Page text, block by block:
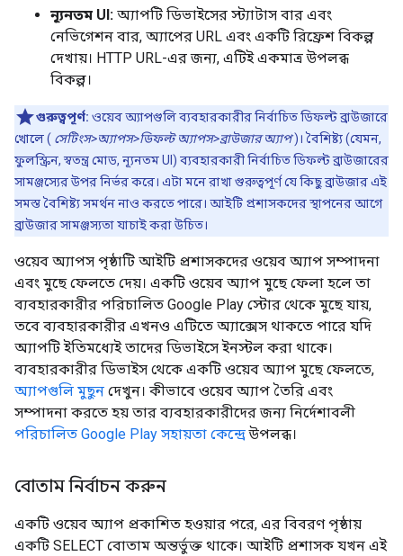
ন্যূনতম UI: অ্যাপটি ডিভাইসের স্ট্যাটাস বার এবং
নেভিগেশন বার, অ্যাপের URL এবং একটি রিফ্রেশ বিকল্প
দেখায়। HTTP URL-এর জন্য, এটিই একমাত্র উপলব্ধ
বিকল্প।
গুরুত্বপূর্ণ: ওয়েব অ্যাপগুলি ব্যবহারকারীর নির্বাচিত ডিফল্ট ব্রাউজারে
খোলে ( সেটিংস>অ্যাপস>ডিফল্ট অ্যাপস>ব্রাউজার অ্যাপ)। বৈশিষ্ট্য (যেমন,
ফুলস্ক্রিন, স্বতন্ত্র মোড, ন্যূনতম UI) ব্যবহারকারী নির্বাচিত ডিফল্ট ব্রাউজারের
সামঞ্জস্যের উপর নির্ভর করে। এটা মনে রাখা গুরুত্বপূর্ণ যে কিছু ব্রাউজার এই
সমস্ত বৈশিষ্ট্য সমর্থন নাও করতে পারে। আইটি প্রশাসকদের স্থাপনের আগে
ব্রাউজার সামঞ্জস্যতা যাচাই করা উচিত।
ওয়েব অ্যাপস পৃষ্ঠাটি আইটি প্রশাসকদের ওয়েব অ্যাপ সম্পাদনা
এবং মুছে ফেলতে দেয়। একটি ওয়েব অ্যাপ মুছে ফেলা হলে তা
ব্যবহারকারীর পরিচালিত Google Play স্টোর থেকে মুছে যায়,
তবে ব্যবহারকারীর এখনও এটিতে অ্যাক্সেস থাকতে পারে যদি
অ্যাপটি ইতিমধ্যেই তাদের ডিভাইসে ইনস্টল করা থাকে।
ব্যবহারকারীর ডিভাইস থেকে একটি ওয়েব অ্যাপ মুছে ফেলতে,
অ্যাপগুলি মুছুন দেখুন। কীভাবে ওয়েব অ্যাপ তৈরি এবং
সম্পাদনা করতে হয় তার ব্যবহারকারীদের জন্য নির্দেশাবলী
পরিচালিত Google Play সহায়তা কেন্দ্রেউপলব্ধ।
বোতাম নির্বাচন করুন
একটি ওয়েব অ্যাপ প্রকাশিত হওয়ার পরে, এর বিবরণ পৃষ্ঠায়
একটি SELECT বোতাম অন্তর্ভুক্ত থাকে। আইটি প্রশাসক যখন এই